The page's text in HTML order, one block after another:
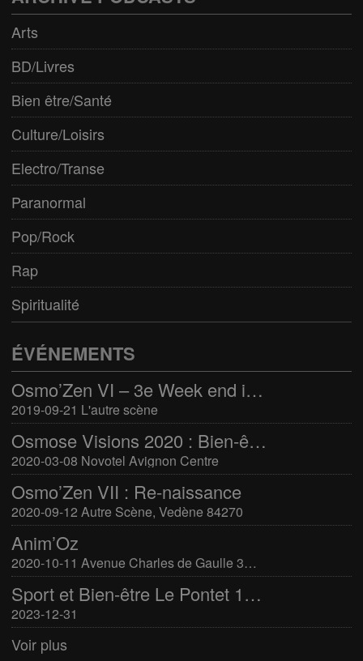
Arts
BD/Livres
Bien être/Santé
Culture/Loisirs
Electro/Transe
Paranormal
Pop/Rock
Rap
Spiritualité
ÉVÉNEMENTS
Osmo’Zen VI – 3e Week end international du bien-être
2019-09-21 L'autre scène
Osmose Visions 2020 : Bien-être et arts divinatoires
2020-03-08 Novotel Avignon Centre
Osmo’Zen VII : Re-naissance
2020-09-12 Autre Scène, Vedène 84270
Anim’Oz
2020-10-11 Avenue Charles de Gaulle 30400 Villeneuve-Lès-Avignon
Sport et Bien-être Le Pontet 16-17 mars 2024
2023-12-31
Voir plus